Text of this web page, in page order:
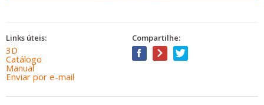
Links úteis:
3D
Catálogo
Manual
Enviar por e-mail
Compartilhe: